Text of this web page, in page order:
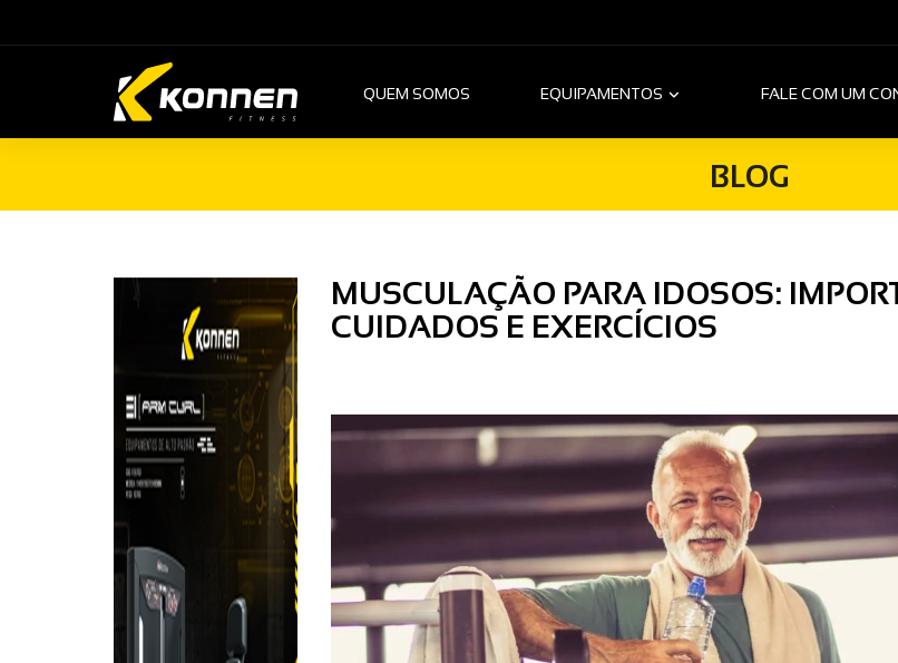
QUEM SOMOS EQUIPAMENTOS FALE COM UM
BLOG
MUSCULAÇÃO PARA IDOSOS:
CUIDADOS E EXERCÍCIOS